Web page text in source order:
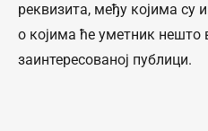
реквизита, међу којима
о којима ће уметник нешто
заинтересованој публици.